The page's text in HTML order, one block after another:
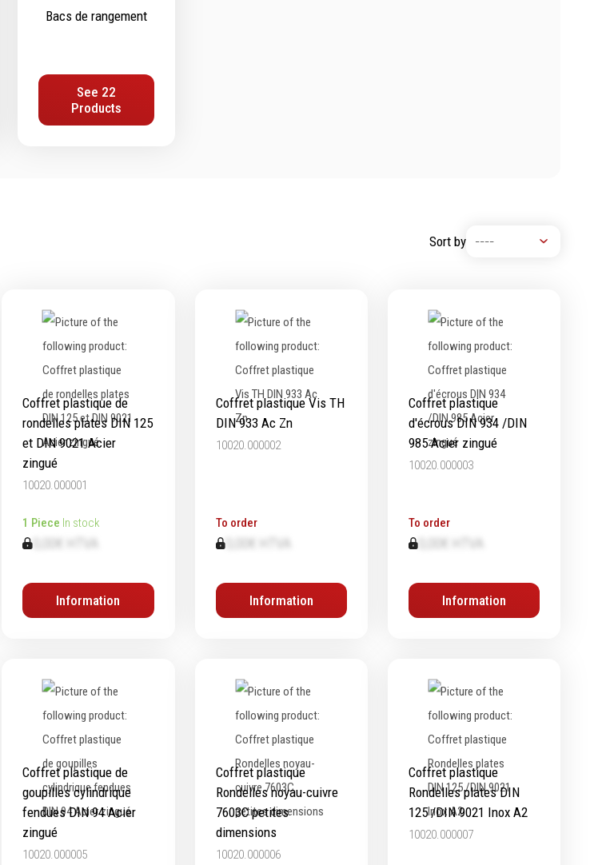
Protection & Sécurité
Protection des yeux
Protection des oreilles
Protection respiratoire
Marquage & Peintures
Bacs de rangement
See 22
Products
Sort by
Coffret plastique de
rondelles plates DIN 125
et DIN 9021 Acier
zingué
10020.000001
1 Piece In stock
0,00€ HTVA
Information
Coffret plastique Vis TH
DIN 933 Ac Zn
10020.000002
To order
0,00€ HTVA
Information
Coffret plastique
d'écrous DIN 934 /DIN
985 Acier zingué
10020.000003
To order
0,00€ HTVA
Information
Coffret plastique de
goupilles cylindrique
fendues DIN 94 Acier
zingué
10020.000005
Coffret plastique
Rondelles noyau-cuivre
7603C petites
dimensions
10020.000006
Coffret plastique
Rondelles plates DIN
125 /DIN 9021 Inox A2
10020.000007